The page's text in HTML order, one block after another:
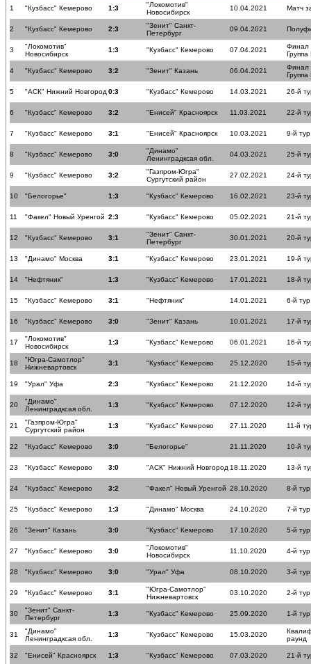
1 "Кузбасс" Кемерово 1:3
"Локомотив"
Новосибирск
10.04.2021 Матч
2 "Кузбасс" Кемерово 2:3
"Зенит" Санкт-
Петербург
09.04.2021
3
"Локомотив"
Новосибирск
1:3 "Кузбасс" Кемерово 07.04.2021
Финал
Группа
4 "Кузбасс" Кемерово 3:2 "Зенит" Казань 06.04.2021
Финал
Группа
5 "АСК" Нижний Новгород 0:3 "Кузбасс" Кемерово 14.03.2021 26-й
6 "Кузбасс" Кемерово 3:2 "Енисей" Красноярск 11.03.2021 22-й
7 "Кузбасс" Кемерово 3:1 "Енисей" Красноярск 10.03.2021 9-й тур
8 "Кузбасс" Кемерово 3:0
"Динамо"
Ленинградксая обл.
04.03.2021 25-й
9 "Кузбасс" Кемерово 3:2
"Газпром-Югра"
Сургутский район
27.02.2021 24-й
10 "Белогорье" 1:3 "Кузбасс" Кемерово 16.02.2021 23-й
11 "Факел" Новый Уренгой 2:3 "Кузбасс" Кемерово 05.02.2021 21-й
12 "Кузбасс" Кемерово 3:1
"Зенит" Санкт-
Петербург
30.01.2021 20-й
13 "Динамо" Москва 3:1 "Кузбасс" Кемерово 23.01.2021 19-й
14 "Нефтяник" 1:3 "Кузбасс" Кемерово 17.01.2021 18-й
15 "Кузбасс" Кемерово 3:1 "Нефтяник" 14.01.2021 6-й тур
16 "Кузбасс" Кемерово 3:0 "Зенит" Казань 10.01.2021 17-й
17
"Локомотив"
Новосибирск
1:3 "Кузбасс" Кемерово 06.01.2021 16-й
18
"Югра-Самотлор"
Нижневартовск
3:1 "Кузбасс" Кемерово 25.12.2020 15-й
19 "Урал" Уфа 2:3 "Кузбасс" Кемерово 21.12.2020 14-й
20
"Динамо"
Ленинградксая обл.
1:3 "Кузбасс" Кемерово 07.12.2020 12-й
21
"Газпром-Югра"
Сургутский район
1:3 "Кузбасс" Кемерово 27.11.2020 11-й
22 "Кузбасс" Кемерово 3:0 "Белогорье" 21.11.2020 10-й
23 "Кузбасс" Кемерово 3:0 "АСК" Нижний Новгород 18.11.2020 13-й
24 "Кузбасс" Кемерово 3:2 "Факел" Новый Уренгой 28.10.2020 8-й тур
25 "Кузбасс" Кемерово 1:3 "Динамо" Москва 24.10.2020 7-й тур
26 "Зенит" Казань 3:0 "Кузбасс" Кемерово 17.10.2020 5-й тур
27 "Кузбасс" Кемерово 3:0
"Локомотив"
Новосибирск
11.10.2020 4-й тур
28 "Кузбасс" Кемерово 3:0 "Урал" Уфа 08.10.2020 3-й тур
29 "Кузбасс" Кемерово 3:1
"Югра-Самотлор"
Нижневартовск
03.10.2020 2-й тур
30
"Зенит" Санкт-
Петербург
1:3 "Кузбасс" Кемерово 25.09.2020 1-й тур
31
"Динамо"
Ленинградксая обл.
1:3 "Кузбасс" Кемерово 15.03.2020
раунд
32 "Енисей" Красноярск 1:3 "Кузбасс" Кемерово 07.03.2020 21-й